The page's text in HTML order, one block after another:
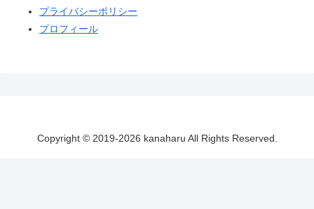
プライバシーポリシー
プロフィール
Copyright © 2019-2026 kanaharu All Rights Reserved.